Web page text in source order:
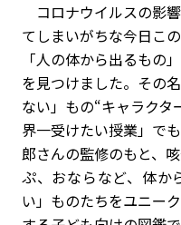
コロナウイルスの影
てしまいがちな今日こ
「人の体から出るもの
を見つけました。その
ない」もの“キャラク
界一受けたい授業」で
郎さんの監修のもと、
ぷ、おならなど、体か
い」ものたちをユニー